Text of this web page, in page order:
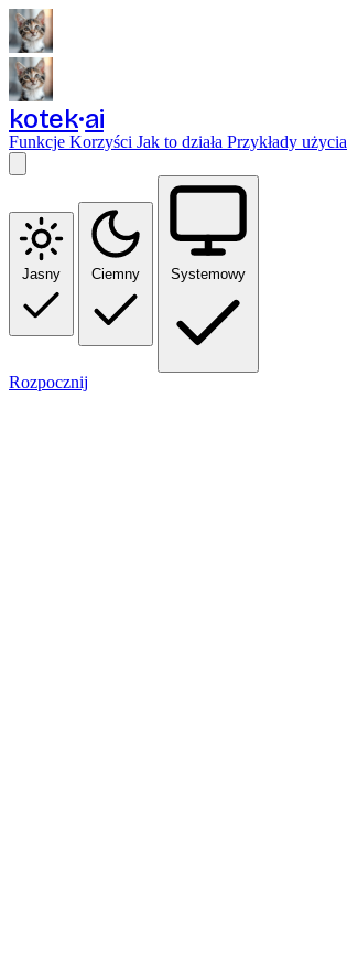
kotek ai
Funkcje Korzyści Jak to działa Przykłady użycia
Jasny Ciemny Systemowy
Rozpocznij